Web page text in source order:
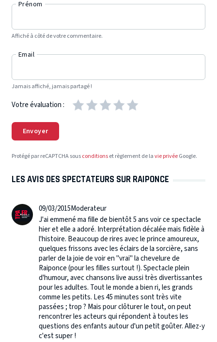
Prénom
Affiché à côté de votre commentaire.
Email
Jamais affiché, jamais partagé !
Votre évaluation :
Envoyer
Protégé par reCAPTCHA sousconditionset règlement de lavie privéeGoogle.
LES AVIS DES SPECTATEURS SUR RAIPONCE
09/03/2015Moderateur
J'ai emmené ma fille de bientôt 5 ans voir ce spectacle
hier et elle a adoré. Interprétation décalée mais fidèle à
l'histoire. Beaucoup de rires avec le prince amoureux,
quelques frissons avec les éclairs de la sorcière, sans
parler de la joie de voir en "vrai" la chevelure de
Raiponce (pour les filles surtout !). Spectacle plein
d'humour, avec chansons live aussi très divertissantes
pour les adultes. Tout le monde a bien ri, les grands
comme les petits. Les 45 minutes sont très vite
passées ; trop ? Mais pour clôturer le tout, on peut
rencontrer les acteurs qui répondent à toutes les
questions des enfants autour d'un petit goûter. Allez-y
c'est super !